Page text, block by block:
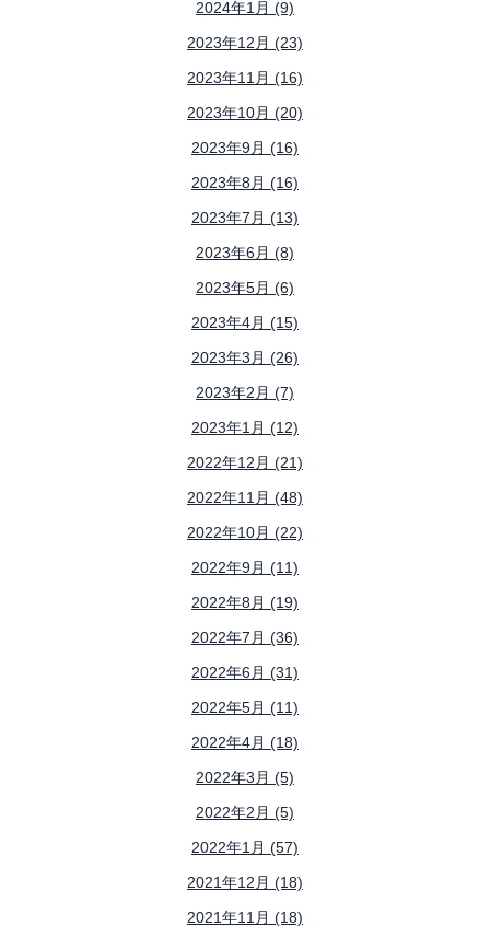
2024年1月 (9)
2023年12月 (23)
2023年11月 (16)
2023年10月 (20)
2023年9月 (16)
2023年8月 (16)
2023年7月 (13)
2023年6月 (8)
2023年5月 (6)
2023年4月 (15)
2023年3月 (26)
2023年2月 (7)
2023年1月 (12)
2022年12月 (21)
2022年11月 (48)
2022年10月 (22)
2022年9月 (11)
2022年8月 (19)
2022年7月 (36)
2022年6月 (31)
2022年5月 (11)
2022年4月 (18)
2022年3月 (5)
2022年2月 (5)
2022年1月 (57)
2021年12月 (18)
2021年11月 (18)